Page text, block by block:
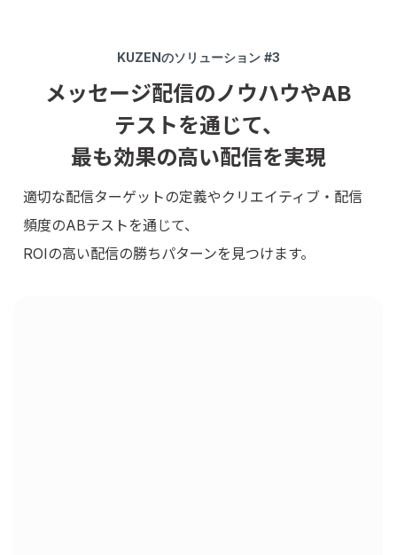
KUZENのソリューション #3
メッセージ配信のノウハウやAB
テストを通じて、
最も効果の高い配信を実現
適切な配信ターゲットの定義やクリエイティブ・配信
頻度のABテストを通じて、
ROIの高い配信の勝ちパターンを見つけます。